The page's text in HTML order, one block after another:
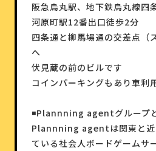
阪急烏丸駅、地下鉄烏丸線四
河原町駅12番出口徒歩2分
四条通と柳馬場通の交差点（
へ
伏見蔵の前のビルです
コインパーキングもあり車利
◾️Plannning agentグループ
Plannning agentは関東と近
ている社会人ボードゲームサ